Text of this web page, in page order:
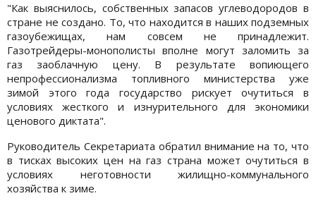
"Как выяснилось, собственных запасов углеводородов в
стране не создано. То, что находится в наших подземных
газоубежищах, нам совсем не принадлежит.
Газотрейдеры-монополисты вполне могут заломить за
газ заоблачную цену. В результате вопиющего
непрофессионализма топливного министерства уже
зимой этого года государство рискует очутиться в
условиях жесткого и изнурительного для экономики
ценового диктата".
Руководитель Секретариата обратил внимание на то, что
в тисках высоких цен на газ страна может очутиться в
условиях неготовности жилищно-коммунального
хозяйства к зиме.